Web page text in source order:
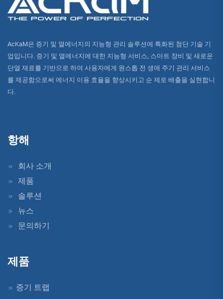
AcKaM은 증기 및 열에너지의 지능형 관리 솔루션에 특화된 첨단 기술 기
업입니다. 증기 및 열에너지에 대한 지능형 서비스, 스마트 장비 및 새로운
단열 재료를 기반으로 하여 사용자에게 원스톱 전 생애 주기 관리 서비스
를 제공함으로써 에너지 이용 효율을 향상시키고 순 제로 배출을 실현합니
다.
항해
회사 소개
제품
솔루션
뉴스
문의하기
제품
증기 트랩